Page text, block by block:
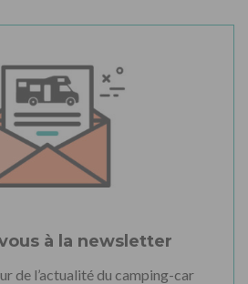
à la newsletter
de l’actualité du camping-car